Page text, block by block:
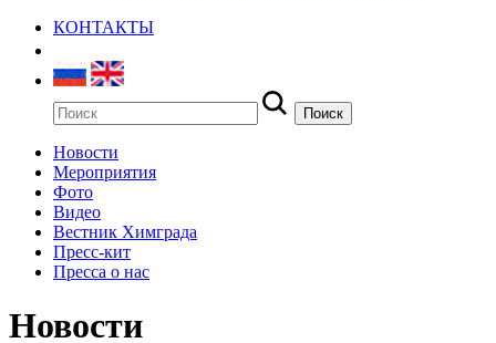
КОНТАКТЫ
Новости
Мероприятия
Фото
Видео
Вестник Химграда
Пресс-кит
Пресса о нас
Новости